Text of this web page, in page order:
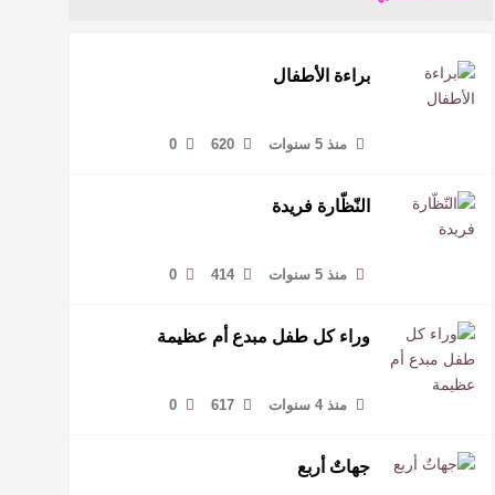
براءة الأطفال
منذ 5 سنوات 620
0
النّظّارة فريدة
منذ 5 سنوات 414
0
وراء كل طفل مبدع أم عظيمة
منذ 4 سنوات 617
0
جهاتٌ أربع